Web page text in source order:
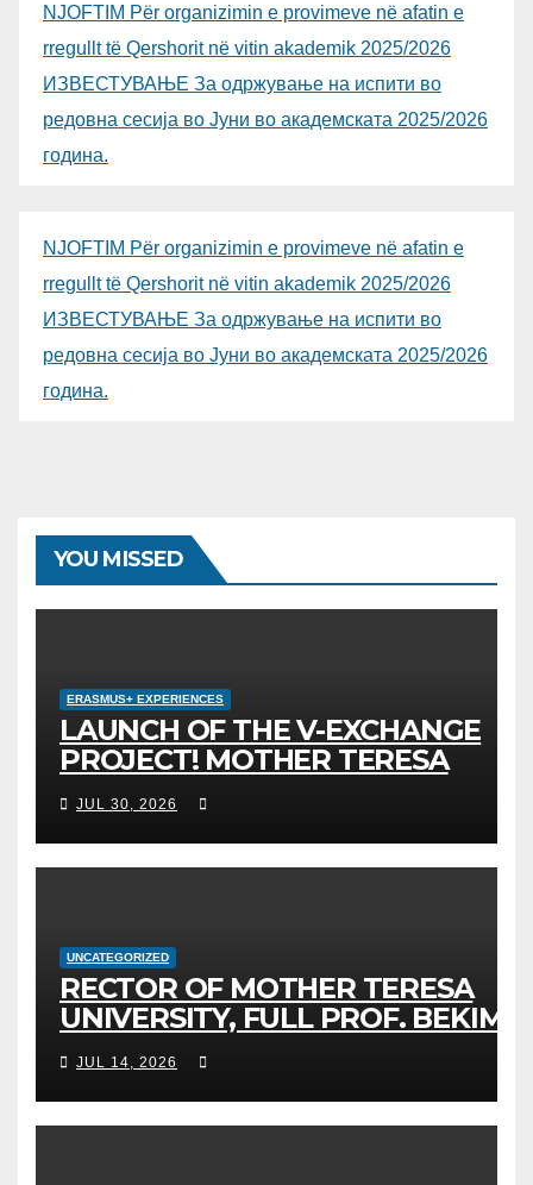
NJOFTIM Për organizimin e provimeve në afatin e
rregullt të Qershorit në vitin akademik 2025/2026
ИЗВЕСТУВАЊЕ За одржување на испити во
редовна сесија во Јуни во академската 2025/2026
година.
NJOFTIM Për organizimin e provimeve në afatin e
rregullt të Qershorit në vitin akademik 2025/2026
ИЗВЕСТУВАЊЕ За одржување на испити во
редовна сесија во Јуни во академската 2025/2026
година.
YOU MISSED
ERASMUS+ EXPERIENCES
LAUNCH OF THE V-EXCHANGE
PROJECT! MOTHER TERESA
UNIVERSITY IN SKOPJE LEADS
THE INTERNATIONAL INITIATIVE
FOR DIGITAL EDUCATION AND
GLOBAL CITIZENSHIP
JUL 30, 2026
UNCATEGORIZED
RECTOR OF MOTHER TERESA
UNIVERSITY, FULL PROF. BEKIM
FETAJI, PH.D., HOSTED AN
OFFICIAL MEETING WITH THE
GENERAL DIRECTOR OF JSC
MEPSO, DR. BURIM LATIFI
JUL 14, 2026